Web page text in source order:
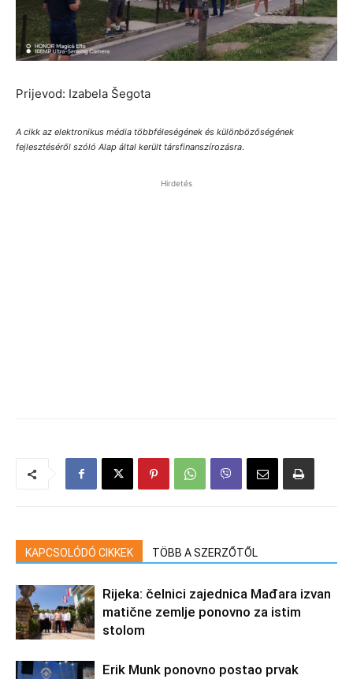
Prijevod: Izabela Šegota
A cikk az elektronikus média többféleségének és különbözőségének
fejlesztéséről szóló Alap által került társfinanszírozásra.
Hirdetés
KAPCSOLÓDÓ CIKKEK TÖBB A SZERZŐTŐL
Rijeka: čelnici zajednica Mađara izvan
matične zemlje ponovno za istim
stolom
Erik Munk ponovno postao prvak